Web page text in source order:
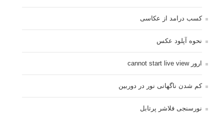
کسب درامد از عکاسی
نحوه آپلود عکس
ارور cannot start live view
کم شدن ناگهانی نور در دوربین
نورسنجی فلاشر پرتابل